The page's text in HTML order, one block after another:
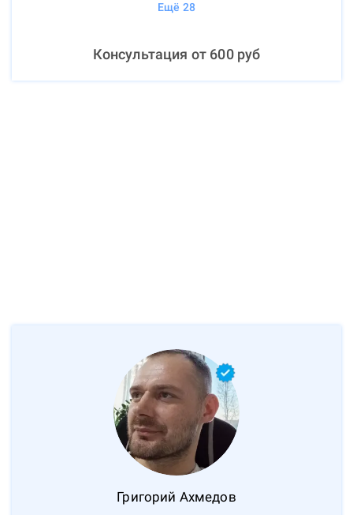
Ещё 28
Консультация от 600руб
Григорий Ахмедов